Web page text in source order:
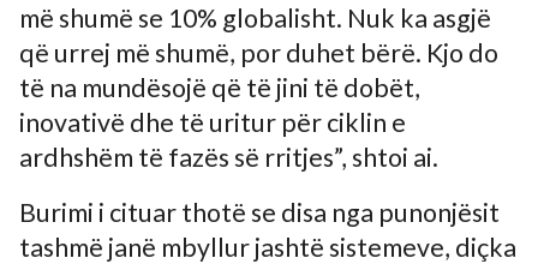
më shumë se 10% globalisht. Nuk ka asgjë
që urrej më shumë, por duhet bërë. Kjo do
të na mundësojë që të jini të dobët,
inovativë dhe të uritur për ciklin e
ardhshëm të fazës së rritjes”, shtoi ai.
Burimi i cituar thotë se disa nga punonjësit
tashmë janë mbyllur jashtë sistemeve, diçka